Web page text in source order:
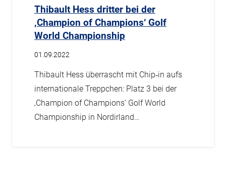
Thibault Hess dritter bei der
‚Champion of Champions‘ Golf
World Championship
01.09.2022
Thibault Hess überrascht mit Chip‑in aufs
internationale Treppchen: Platz 3 bei der
‚Champion of Champions‘ Golf World
Championship in Nordirland…